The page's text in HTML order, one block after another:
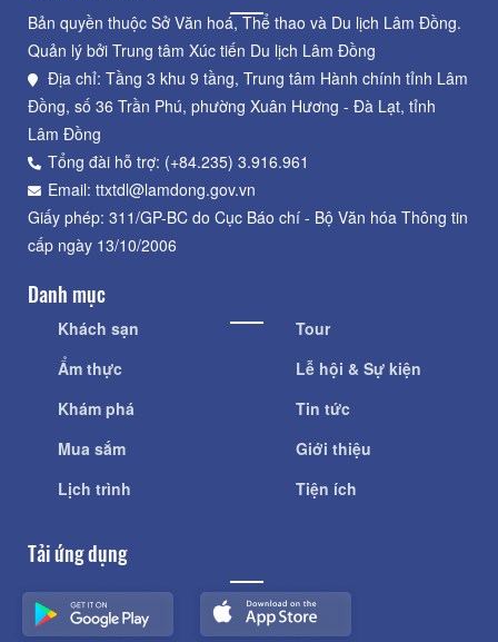
Bản quyền thuộc Sở Văn hoá, Thể thao và Du lịch Lâm Đồng.
Quản lý bởi Trung tâm Xúc tiến Du lịch Lâm Đồng
Địa chỉ: Tầng 3 khu 9 tầng, Trung tâm Hành chính tỉnh Lâm
Đồng, số 36 Trần Phú, phường Xuân Hương - Đà Lạt, tỉnh
Lâm Đồng
Tổng đài hỗ trợ: (+84.235) 3.916.961
Email: ttxtdl@lamdong.gov.vn
Giấy phép: 311/GP-BC do Cục Báo chí - Bộ Văn hóa Thông tin
cấp ngày 13/10/2006
Danh mục
Khách sạn
Ẩm thực
Khám phá
Mua sắm
Lịch trình
Tour
Lễ hội & Sự kiện
Tin tức
Giới thiệu
Tiện ích
Tải ứng dụng